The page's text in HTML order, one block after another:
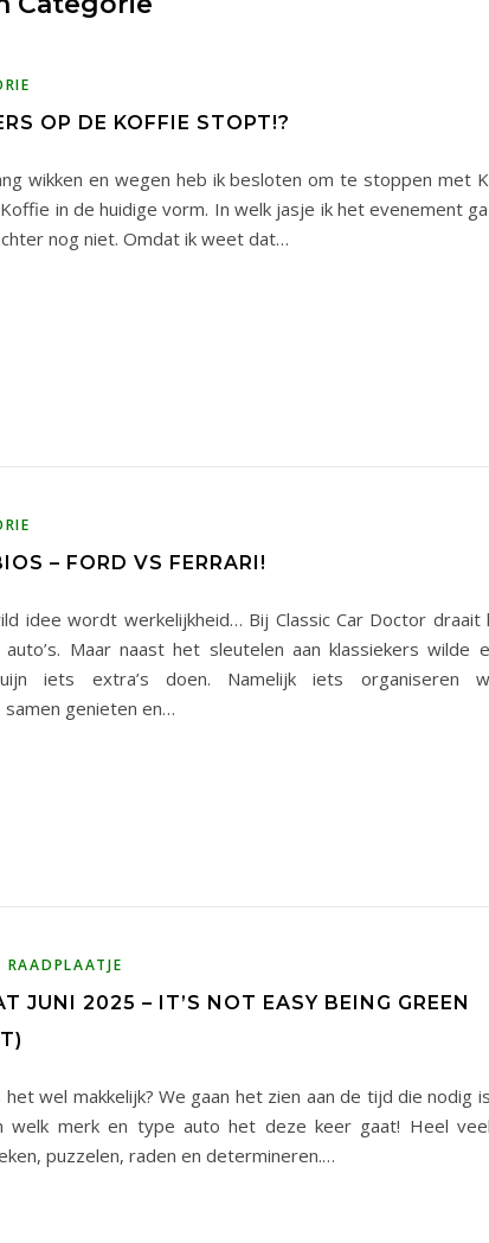
OP DE KOFFIE STOPT!?
wikken en wegen heb ik besloten om te stoppen met
in de huidige vorm. In welk jasje ik het evenement
nog niet. Omdat ik weet dat…
– FORD VS FERRARI!
idee wordt werkelijkheid… Bij Classic Car Doctor draait
Maar naast het sleutelen aan klassiekers wilde
iets extra’s doen. Namelijk iets organiseren
samen genieten en…
RAADPLAATJE
JUNI 2025 – IT’S NOT EASY BEING GREEN
het wel makkelijk? We gaan het zien aan de tijd die nodig
welk merk en type auto het deze keer gaat! Heel
puzzelen, raden en determineren.…